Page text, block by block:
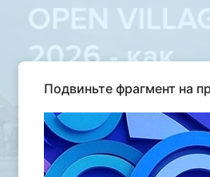
Подвиньте фрагмент на